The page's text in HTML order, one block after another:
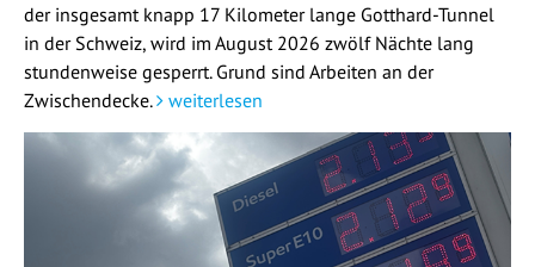
der insgesamt knapp 17 Kilometer lange Gotthard-Tunnel
in der Schweiz, wird im August 2026 zwölf Nächte lang
stundenweise gesperrt. Grund sind Arbeiten an der
Zwischendecke.
weiterlesen